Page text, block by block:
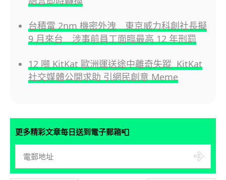
台積電 2nm 機密外洩 東京威力科創社長擬
9 月來台 涉事前員工面臨最高 12 年刑罰
12 噸 KitKat 歐洲運送途中離奇失蹤 KitKat
社交媒體公開求助 引網民創意 Meme
更多精彩文章每日送到電子郵箱📮